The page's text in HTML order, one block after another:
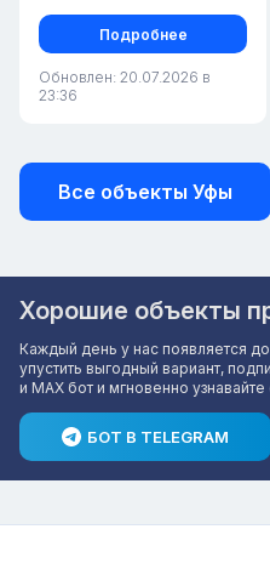
Подробнее
Обновлен: 20.07.2026 в
23:36
Все объекты Уфы
Хорошие объекты
Каждый день у нас появляется
упустить выгодный вариант,
и MAX бот и мгновенно
БОТ В TELEGRAM